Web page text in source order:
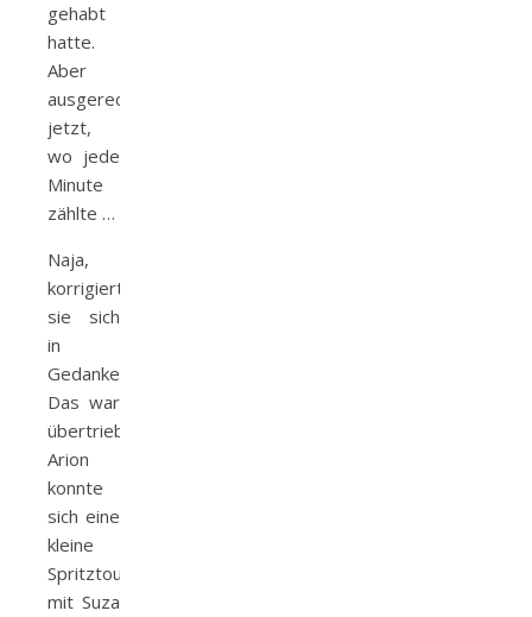
gehabt
hatte.
Aber
ausgerechnet
jetzt,
wo jede
Minute
zählte …
Naja,
korrigierte
sie sich
in
Gedanken.
Das war
übertrieben.
Arion
konnte
sich eine
kleine
Spritztour
mit Suza